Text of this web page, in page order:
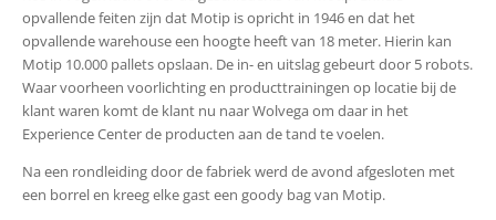
opvallende feiten zijn dat Motip is opricht in 1946 en dat het
opvallende warehouse een hoogte heeft van 18 meter. Hierin kan
Motip 10.000 pallets opslaan. De in- en uitslag gebeurt door 5 robots.
Waar voorheen voorlichting en producttrainingen op locatie bij de
klant waren komt de klant nu naar Wolvega om daar in het
Experience Center de producten aan de tand te voelen.
Na een rondleiding door de fabriek werd de avond afgesloten met
een borrel en kreeg elke gast een goody bag van Motip.